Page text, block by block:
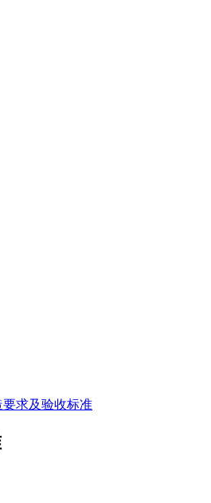
要求及验收标准